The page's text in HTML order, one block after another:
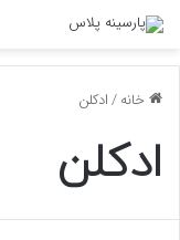
خانه/ادکلن
ادکلن